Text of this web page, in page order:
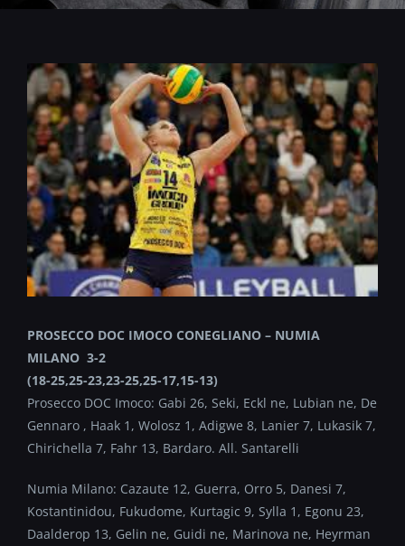
PROSECCO DOC IMOCO CONEGLIANO – NUMIA
MILANO 3-2
(18-25,25-23,23-25,25-17,15-13)
Prosecco DOC Imoco: Gabi 26, Seki, Eckl ne, Lubian ne, De
Gennaro , Haak 1, Wolosz 1, Adigwe 8, Lanier 7, Lukasik 7,
Chirichella 7, Fahr 13, Bardaro. All. Santarelli
Numia Milano: Cazaute 12, Guerra, Orro 5, Danesi 7,
Kostantinidou, Fukudome, Kurtagic 9, Sylla 1, Egonu 23,
Daalderop 13, Gelin ne, Guidi ne, Marinova ne, Heyrman